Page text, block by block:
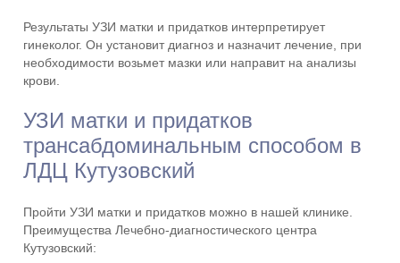
Результаты УЗИ матки и придатков интерпретирует
гинеколог. Он установит диагноз и назначит лечение, при
необходимости возьмет мазки или направит на анализы
крови.
УЗИ матки и придатков
трансабдоминальным способом в
ЛДЦ Кутузовский
Пройти УЗИ матки и придатков можно в нашей клинике.
Преимущества Лечебно-диагностического центра
Кутузовский: